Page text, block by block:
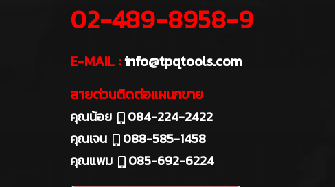
02-489-8958-9
E-MAIL :info@tpqtools.com
สายด่วนติดต่อแผนกขาย
คุณน้อย
084-224-2422
คุณเจน
088-585-1458
คุณแพม
085-692-6224